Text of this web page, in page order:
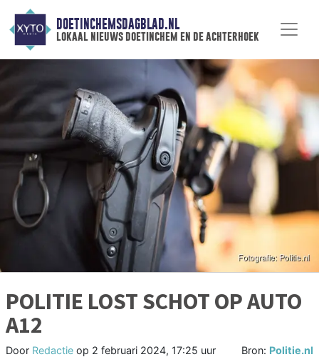
DOETINCHEMSDAGBLAD.NL
lokaal nieuws doetinchem en de achterhoek
POLITIE LOST SCHOT OP AUTO
A12
Door Redactie op 2 februari 2024, 17:25 uur Bron: Politie.nl